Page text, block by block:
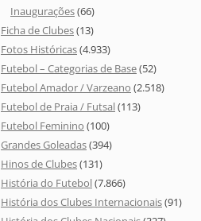
Inaugurações(66)
Ficha de Clubes(13)
Fotos Históricas(4.933)
Futebol – Categorias de Base(52)
Futebol Amador / Varzeano (2.518)
Futebol de Praia / Futsal(113)
Futebol Feminino (100)
Grandes Goleadas(394)
Hinos de Clubes(131)
História do Futebol(7.866)
História dos Clubes Internacionais(91)